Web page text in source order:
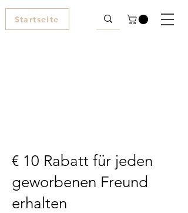
Startseite
€ 10 Rabatt für jeden
geworbenen Freund
erhalten